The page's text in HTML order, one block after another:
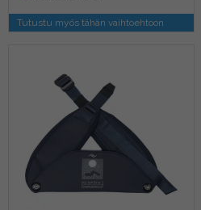
Tutustu myös tähän vaihtoehtoon